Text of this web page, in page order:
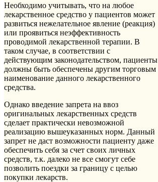
Необходимо учитывать, что на любое
лекарственное средство у пациентов может
развиться нежелательное явление (реакция)
или проявиться неэффективность
проводимой лекарственной терапии. В
таком случае, в соответствии с
действующим законодательством, пациенты
должны быть обеспечены другим торговым
наименование данного лекарственного
средства.
Однако введение запрета на ввоз
оригинальных лекарственных средств
сделает практически невозможной
реализацию вышеуказанных норм. Данный
запрет не даст возможности пациенту даже
обеспечить себя за счет своих личных
средств, т.к. далеко не все смогут себе
позволить поездки за границу с целью
покупки лекарств.